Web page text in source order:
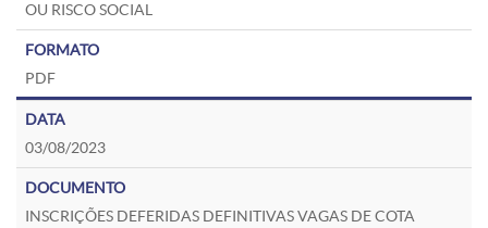
OU RISCO SOCIAL
PDF
03/08/2023
INSCRIÇÕES DEFERIDAS DEFINITIVAS VAGAS DE COTA